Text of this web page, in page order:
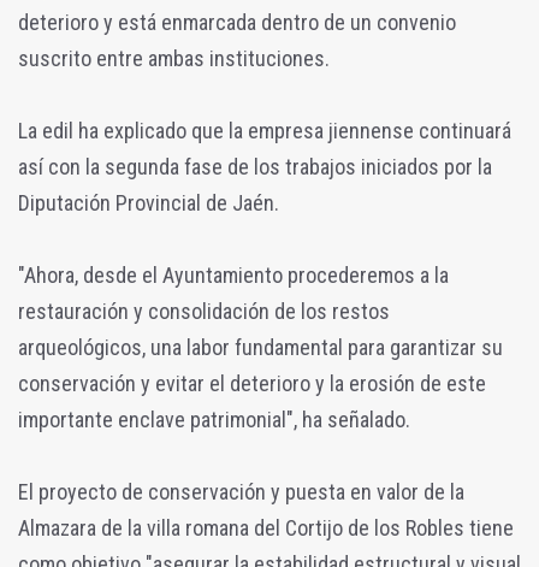
deterioro y está enmarcada dentro de un convenio
suscrito entre ambas instituciones.
La edil ha explicado que la empresa jiennense continuará
así con la segunda fase de los trabajos iniciados por la
Diputación Provincial de Jaén.
"Ahora, desde el Ayuntamiento procederemos a la
restauración y consolidación de los restos
arqueológicos, una labor fundamental para garantizar su
conservación y evitar el deterioro y la erosión de este
importante enclave patrimonial", ha señalado.
El proyecto de conservación y puesta en valor de la
Almazara de la villa romana del Cortijo de los Robles tiene